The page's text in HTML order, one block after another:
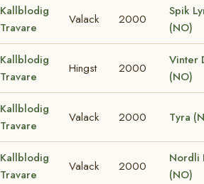
Kallblodig
Travare
Valack 2000
Spik
(NO)
Kallblodig
Travare
Hingst 2000
Vinter
(NO)
Kallblodig
Travare
Valack 2000 Tyra
Kallblodig
Travare
Valack 2000
Nordli
(NO)